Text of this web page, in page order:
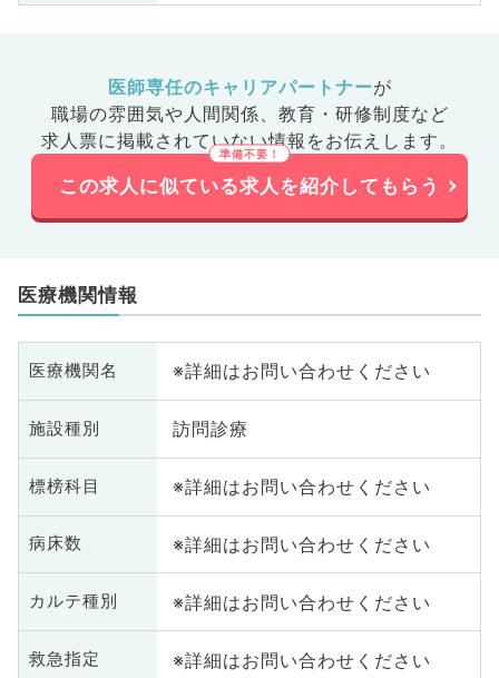
医師専任のキャリアパートナーが
職場の雰囲気や人間関係、 教育・研修制度など
求人票に掲載されていない情報をお伝えします。
この求人に似ている求人を紹介してもらう
医療機関情報
医療機関名 ※詳細はお問い合わせください
施設種別 訪問診療
標榜科目 ※詳細はお問い合わせください
病床数 ※詳細はお問い合わせください
カルテ種別 ※詳細はお問い合わせください
救急指定 ※詳細はお問い合わせください